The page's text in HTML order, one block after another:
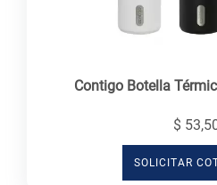
Contigo Botella
$
SOLICITAR